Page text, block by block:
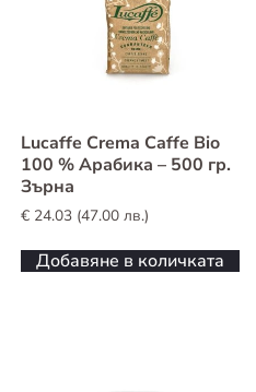
Lucaffe Crema Caffe Bio
100 % Арабика – 500 гр.
Зърна
€24.03(47.00 лв.)
Добавяне в количката